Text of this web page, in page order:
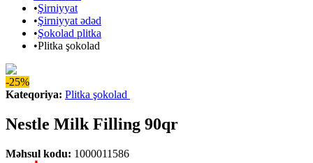
•Şirniyyat
•Şirniyyat ədəd
•Şokolad plitka
•Plitka şokolad
-25%
Kateqoriya: Plitka şokolad
Nestle Milk Filling 90qr
Məhsul kodu: 1000011586